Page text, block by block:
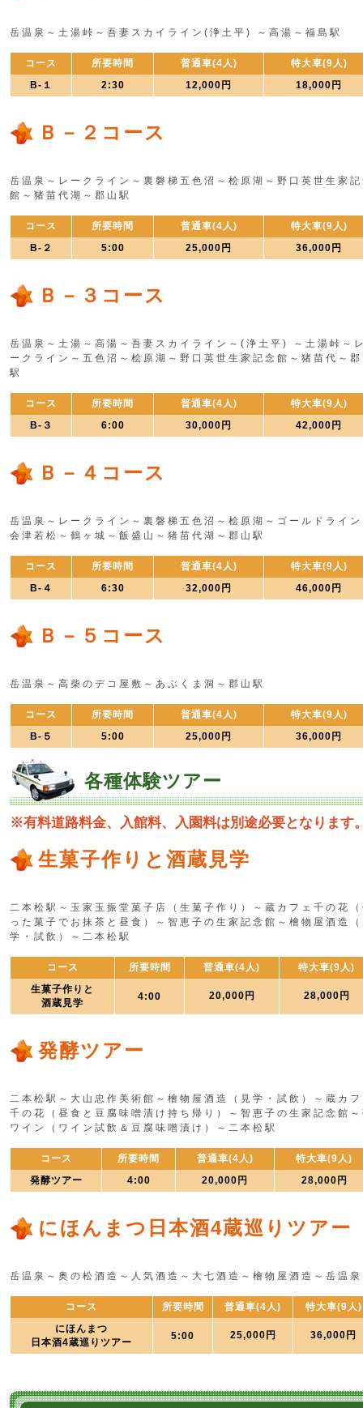
岳温泉～土湯峠～吾妻スカイライン(浄土平) ～高湯～福島駅
コース 所要時間 普通車(4人)
特大車(9人)
B-１
2:30 12,000円 18,000円
Ｂ－２コース
岳温泉～レークライン～裏磐梯五色沼～桧原湖～野口英世生家
館～猪苗代湖～郡山駅
コース 所要時間 普通車(4人)
特大車(9人)
B-２
5:00 25,000円 36,000円
Ｂ－３コース
岳温泉～土湯～高湯～吾妻スカイライン～(浄土平) ～土湯峠～
ークライン～五色沼～桧原湖～野口英世生家記念館～猪苗代～
駅
コース 所要時間 普通車(4人)
特大車(9人)
B-３
6:00 30,000円 42,000円
Ｂ－４コース
岳温泉～レークライン～裏磐梯五色沼～桧原湖～ゴールドライ
会津若松～鶴ヶ城～飯盛山～猪苗代湖～郡山駅
コース 所要時間 普通車(4人)
特大車(9人)
B-４
6:30 32,000円 46,000円
Ｂ－５コース
岳温泉～高柴のデコ屋敷～あぶくま洞～郡山駅
コース 所要時間 普通車(4人)
特大車(9人)
B-５
5:00 25,000円 36,000円
各種体験ツアー
※有料道路料金、入館料、入園料は別途必要となります
生菓子作りと酒蔵見学
二本松駅～玉家玉振堂菓子店（生菓子作り）～蔵カフェ千の花
った菓子でお抹茶と昼食）～智恵子の生家記念館～檜物屋酒造
学・試飲）～二本松駅
コース 所要時間 普通車(4人)
特大車(9人)
生菓子作りと
酒蔵見学
4:00 20,000円 28,000円
発酵ツアー
二本松駅～大山忠作美術館～檜物屋酒造（見学・試飲）～蔵カ
千の花（昼食と豆腐味噌漬け持ち帰り）～智恵子の生家記念館
ワイン（ワイン試飲＆豆腐味噌漬け）～二本松駅
コース 所要時間 普通車(4人)
特大車(9人)
発酵ツアー
4:00 20,000円 28,000円
にほんまつ日本酒4蔵巡りツアー
岳温泉～奥の松酒造～人気酒造～大七酒造～檜物屋酒造～岳温泉
コース 所要時間 普通車(4人)
特大車(9人)
にほんまつ
日本酒4蔵巡りツアー
5:00 25,000円 36,000円